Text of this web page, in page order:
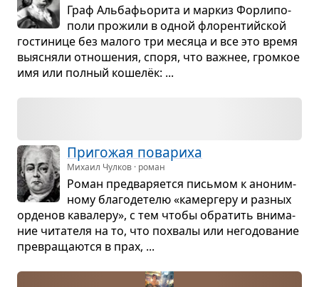
Граф Аль­бафьо­рита и мар­киз Фор­ли­по­
поли про­жили в одной фло­рен­тийской
гости­нице без малого три месяца и все это время
выяс­няли отно­ше­ния, споря, что важ­нее, гром­кое
имя или пол­ный кошелёк: ...
При­го­жая пова­риха
Михаил Чулков · роман
Роман пред­ва­ря­ется пись­мом к ано­ним­
ному бла­го­де­телю «камер­геру и раз­ных
орде­нов кава­леру», с тем чтобы обра­тить вни­ма­
ние чита­теля на то, что похвалы или него­до­ва­ние
пре­вра­ща­ются в прах, ...